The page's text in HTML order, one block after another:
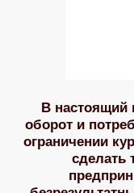
В
оборот и
ограничении
сделать